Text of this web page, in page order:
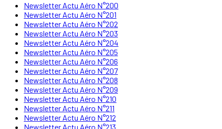
Newsletter Actu Aéro N°200
Newsletter Actu Aéro N°201
Newsletter Actu Aéro N°202
Newsletter Actu Aéro N°203
Newsletter Actu Aéro N°204
Newsletter Actu Aéro N°205
Newsletter Actu Aéro N°206
Newsletter Actu Aéro N°207
Newsletter Actu Aéro N°208
Newsletter Actu Aéro N°209
Newsletter Actu Aéro N°210
Newsletter Actu Aéro N°211
Newsletter Actu Aéro N°212
Newsletter Actu Aéro N°213